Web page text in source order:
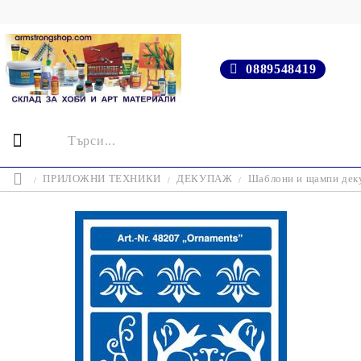
0889548419
ПРИЛОЖНИ ТЕХНИКИ ДЕКУПАЖ Шаблони и щампи